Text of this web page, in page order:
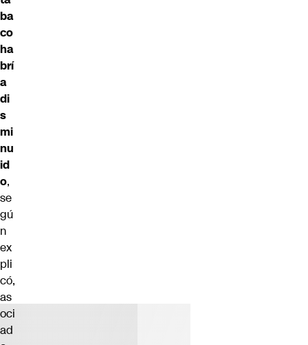
ba
co
ha
brí
a
di
s
mi
nu
id
o,
se
gú
n
ex
pli
có,
as
oci
ad